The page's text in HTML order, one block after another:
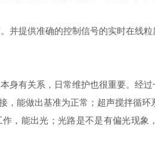
提供准确的控制信号的实时在线粒
身有关系，日常维护也很重要。经
做出基准为正常；超声搅拌循环
能出光；光路是不是有偏光现象